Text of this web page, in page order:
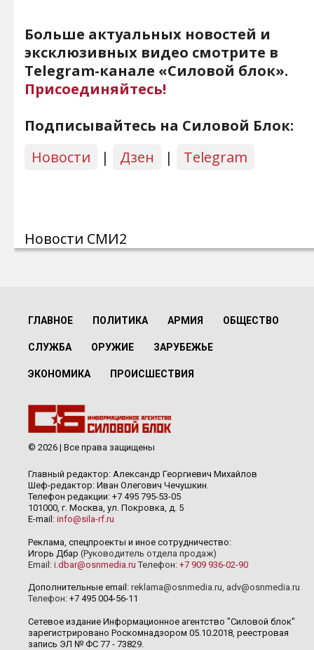
Больше актуальных новостей и
эксклюзивных видео смотрите в
Telegram-канале «Силовой блок».
Присоединяйтесь!
Подписывайтесь на Силовой Блок:
Новости
| Дзен | Telegram
Новости СМИ2
ГЛАВНОЕ ПОЛИТИКА АРМИЯ ОБЩЕСТВО
СЛУЖБА ОРУЖИЕ ЗАРУБЕЖЬЕ
ЭКОНОМИКА ПРОИСШЕСТВИЯ
© 2026 | Все права защищены
Главный редактор: Александр Георгиевич Михайлов
Шеф-редактор: Иван Олегович Чечушкин.
Телефон редакции: +7 495 795-53-05
101000, г. Москва, ул. Покровка, д. 5
E-mail: info@sila-rf.ru
Реклама, спецпроекты и иное сотрудничество:
Игорь Дбар (Руководитель отдела продаж)
Email: i.dbar@osnmedia.ru Телефон: +7 909 936-02-90
Дополнительные email: reklama@osnmedia.ru adv@osnmedia.ru
Телефон: +7 495 004-56-11
Сетевое издание Информационное агентство "Силовой блок"
зарегистрировано Роскомнадзором 05.10.2018, реестровая
запись ЭЛ № ФС 77 - 73829.